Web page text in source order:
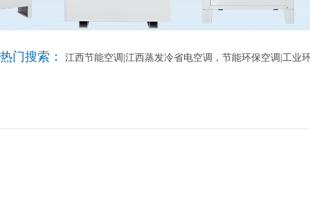
热门搜索： 江西节能空调|江西蒸发冷省电空调，节能环保空调|工业